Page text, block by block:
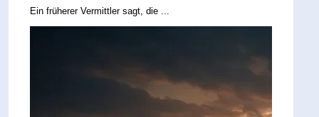
Ein früherer Vermittler sagt, die ...